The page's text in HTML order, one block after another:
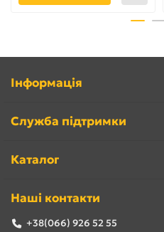
Інформація
Служба підтримки
Каталог
Наші контакти
+38(066) 926 52 55